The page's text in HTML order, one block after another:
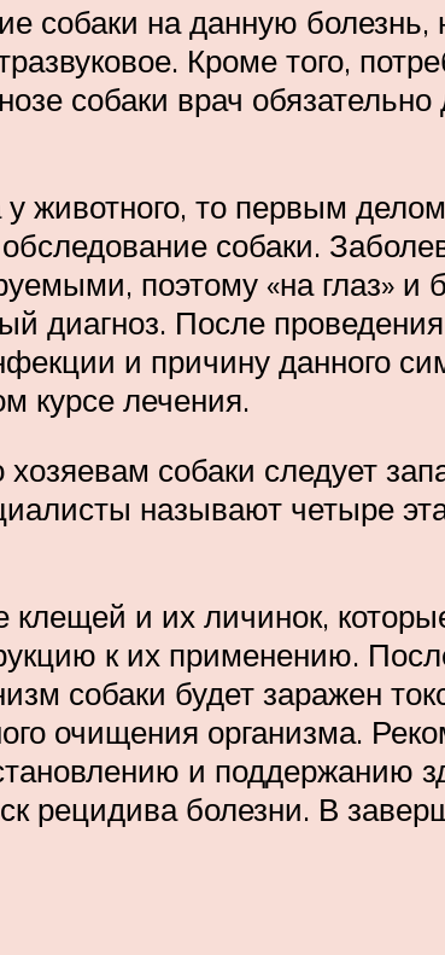
собаки на данную болезнь,
Кроме того,
собаки врач
животного, то первым
собаки.
поэтому «на глаз» и
диагноз. После
и причину данного
курсе лечения.
собаки следует
называют четыре
и их личинок,
к их применению.
собаки будет заражен
очищения организма.
и поддержанию
рецидива болезни. В